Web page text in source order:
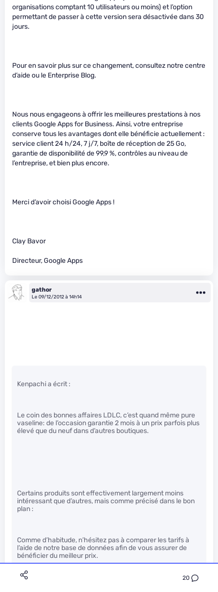
20
organisations comptant 10 utilisateurs ou moins) et l’option
permettant de passer à cette version sera désactivée dans 30
jours.
Pour en savoir plus sur ce changement, consultez notre centre
d’aide ou le Enterprise Blog.
Nous nous engageons à offrir les meilleures prestations à nos
clients Google Apps for Business. Ainsi, votre entreprise
conserve tous les avantages dont elle bénéficie actuellement :
service client 24 h/24, 7 j/7, boîte de réception de 25 Go,
garantie de disponibilité de 99,9 %, contrôles au niveau de
l’entreprise, et bien plus encore.
Merci d’avoir choisi Google Apps !
Clay Bavor
Directeur, Google Apps
gathor
Le 09/12/2012 à 14h14
Kenpachi a écrit :
Le coin des bonnes affaires LDLC, c’est quand même pure
vaseline: de l’occasion garantie 2 mois à un prix parfois plus
élevé que du neuf dans d’autres boutiques.
Certains produits sont effectivement largement moins
intéressant que d’autres, mais comme précisé dans le bon
plan :
Comme d’habitude, n’hésitez pas à comparer les tarifs à
l’aide de notre base de données afin de vous assurer de
bénéficier du meilleur prix.